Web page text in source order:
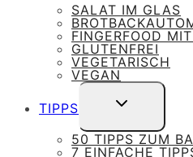
SALAT IM GLAS
FINGERFOOD
GLUTENFREI
VEGETARISCH
VEGAN
TIPPS
50 TIPPS ZUM
7 EINFACHE